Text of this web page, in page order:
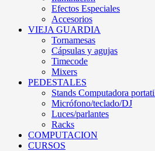
Efectos Especiales
Accesorios
VIEJA GUARDIA
Tornamesas
Cápsulas y agujas
Timecode
Mixers
PEDESTALES
Stands Computadora
Micrófono/teclado/DJ
Luces/parlantes
Racks
COMPUTACION
CURSOS